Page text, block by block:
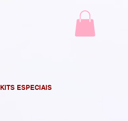
KITS ESPECIAIS